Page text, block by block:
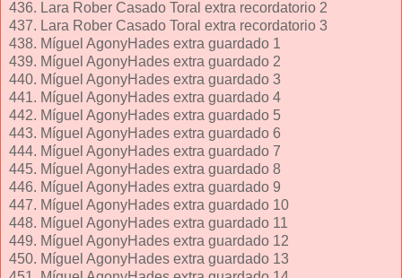
436. Lara Rober Casado Toral extra recordatorio 2
437. Lara Rober Casado Toral extra recordatorio 3
438. Míguel AgonyHades extra guardado 1
439. Míguel AgonyHades extra guardado 2
440. Míguel AgonyHades extra guardado 3
441. Míguel AgonyHades extra guardado 4
442. Míguel AgonyHades extra guardado 5
443. Míguel AgonyHades extra guardado 6
444. Míguel AgonyHades extra guardado 7
445. Míguel AgonyHades extra guardado 8
446. Míguel AgonyHades extra guardado 9
447. Míguel AgonyHades extra guardado 10
448. Míguel AgonyHades extra guardado 11
449. Míguel AgonyHades extra guardado 12
450. Míguel AgonyHades extra guardado 13